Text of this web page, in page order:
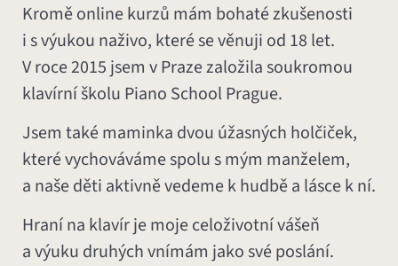
Kromě online kurzů mám bohaté zkušenosti
i s výukou naživo, které se věnuji od 18 let.
V roce 2015 jsem v Praze založila soukromou
klavírní školu Piano School Prague.
Jsem také maminka dvou úžasných holčiček,
které vychováváme spolu s mým manželem,
a naše děti aktivně vedeme k hudbě a lásce k ní.
Hraní na klavír je moje celoživotní vášeň
a výuku druhých vnímám jako své poslání.